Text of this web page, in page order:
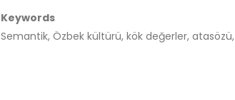
Keywords
Semantik, Özbek kültürü, kök değerler,